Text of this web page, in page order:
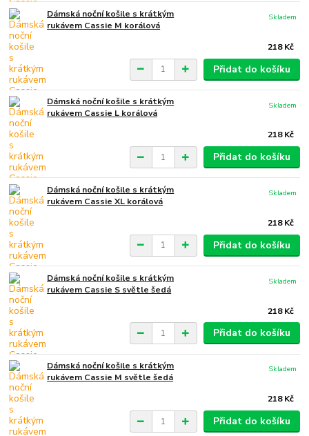
Dámská noční košile s krátkým
rukávem Cassie M korálová
218 Kč
Skladem
Přidat do košíku
Dámská noční košile s krátkým
rukávem Cassie L korálová
218 Kč
Skladem
Přidat do košíku
Dámská noční košile s krátkým
rukávem Cassie XL korálová
218 Kč
Skladem
Přidat do košíku
Dámská noční košile s krátkým
rukávem Cassie S světle šedá
218 Kč
Skladem
Přidat do košíku
Dámská noční košile s krátkým
rukávem Cassie M světle šedá
218 Kč
Skladem
Přidat do košíku